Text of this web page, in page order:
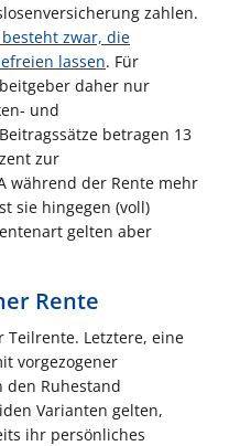
zahlen.
zwar, die
lassen. Für
daher nur
und
betragen 13
zur
während der Rente mehr
sie hingegen (voll)
gelten aber
Rente
Teilrente. Letztere, eine
vorgezogener
den Ruhestand
Varianten gelten,
ihr persönliches